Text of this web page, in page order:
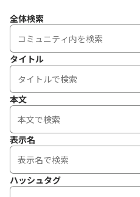
全体検索
タイトル
本文
表示名
ハッシュタグ